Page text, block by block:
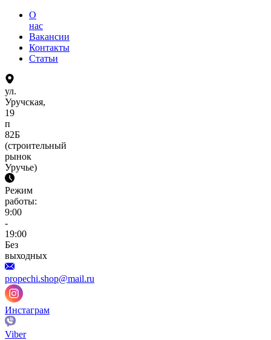
О
нас
Вакансии
Контакты
Статьи
ул.
Уручская,
19
п
82Б
(строительный
рынок
Уручье)
Режим
работы:
9:00
-
19:00
Без
выходных
propechi.shop@mail.ru
Инстаграм
Viber